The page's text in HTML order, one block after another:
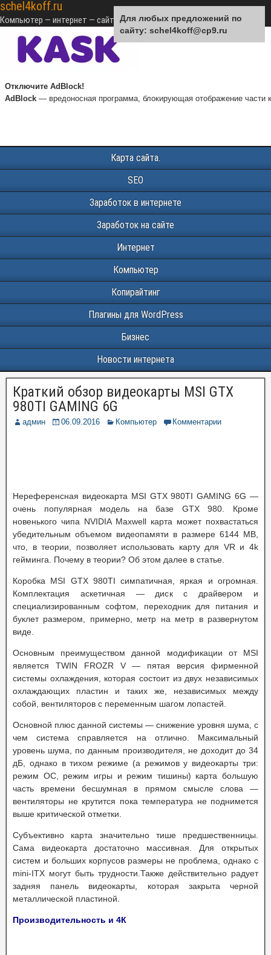
schel4koff.ru
Компьютер — интернет — сайтостроение — SEO — монетизация
Отключите AdBlock!
AdBlock — вредоносная программа, блокирующая отображение части
Карта сайта.
SEO
Заработок в интернете
Заработок на сайте
Интернет
Компьютер
Копирайтинг
Плагины для WordPress
Бизнес
Новости интернета
Краткий обзор видеокарты MSI GTX
980TI GAMING 6G
админ 06.09.2016 Компьютер Комментарии
Нереференсная видеокарта MSI GTX 980TI GAMING 6G —
очень популярная модель на базе GTX 980. Кроме
новенького чипа NVIDIA Maxwell карта может похвастаться
убедительным объемом видеопамяти в размере 6144 MB,
что, в теории, позволяет использовать карту для VR и 4k
гейминга. Почему в теории? Об этом далее в статье.
Коробка MSI GTX 980TI симпатичная, яркая и огромная.
Комплектация аскетичная — диск с драйвером и
специализированным софтом, переходник для питания и
буклет размером, примерно, метр на метр в развернутом
виде.
Основным преимуществом данной модификации от MSI
является TWIN FROZR V — пятая версия фирменной
системы охлаждения, которая состоит из двух независимых
охлаждающих пластин и таких же, независимых между
собой, вентиляторов с переменным шагом лопастей.
Основной плюс данной системы — снижение уровня шума, с
чем система справляется на отлично. Максимальный
уровень шума, по данным производителя, не доходит до 34
дБ, однако в тихом режиме (а режимов у видеокарты три:
режим ОС, режим игры и режим тишины) карта большую
часть времени бесшумная в прямом смысле слова —
вентиляторы не крутится пока температура не поднимется
выше критической отметки.
Субъективно карта значительно тише предшественницы.
Сама видеокарта достаточно массивная. Для открытых
систем и больших корпусов размеры не проблема, однако с
mini-ITX могут быть трудности.Также действительно радует
задняя панель видеокарты, которая закрыта черной
металлической пластиной.
Производительность и 4К
Для любых предложений по
сайту: schel4koff@cp9.ru